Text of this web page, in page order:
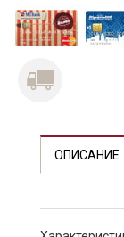
ОПИСАНИЕ